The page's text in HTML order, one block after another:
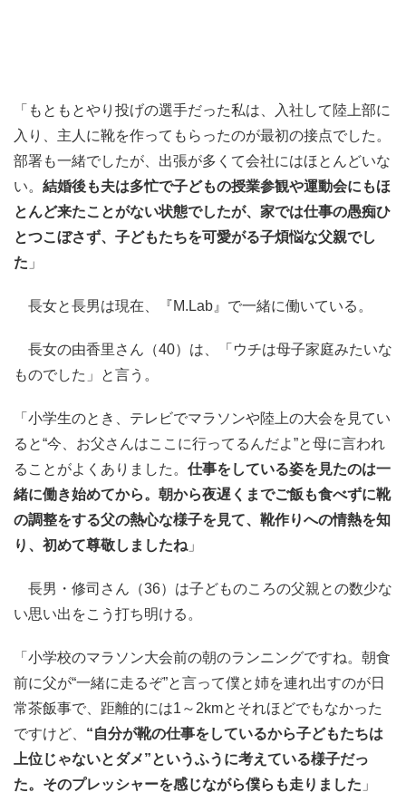
「もともとやり投げの選手だった私は、入社して陸上部に
入り、主人に靴を作ってもらったのが最初の接点でした。
部署も一緒でしたが、出張が多くて会社にはほとんどいな
い。 結婚後も夫は多忙で子どもの授業参観や運動会にもほ
とんど来たことがない状態でしたが、家では仕事の愚痴ひ
とつこぼさず、子どもたちを可愛がる子煩悩な父親でし
た 」
長女と長男は現在、『M.Lab』で一緒に働いている。
長女の由香里さん（40）は、「ウチは母子家庭みたいな
ものでした」と言う。
「小学生のとき、テレビでマラソンや陸上の大会を見てい
ると“今、お父さんはここに行ってるんだよ”と母に言われ
ることがよくありました。 仕事をしている姿を見たのは一
緒に働き始めてから。朝から夜遅くまでご飯も食べずに靴
の調整をする父の熱心な様子を見て、靴作りへの情熱を知
り、初めて尊敬しましたね 」
長男・修司さん（36）は子どものころの父親との数少な
い思い出をこう打ち明ける。
「小学校のマラソン大会前の朝のランニングですね。朝食
前に父が“一緒に走るぞ”と言って僕と姉を連れ出すのが日
常茶飯事で、距離的には1～2kmとそれほどでもなかった
ですけど、 “自分が靴の仕事をしているから子どもたちは
上位じゃないとダメ”というふうに考えている様子だっ
た。そのプレッシャーを感じながら僕らも走りました 」